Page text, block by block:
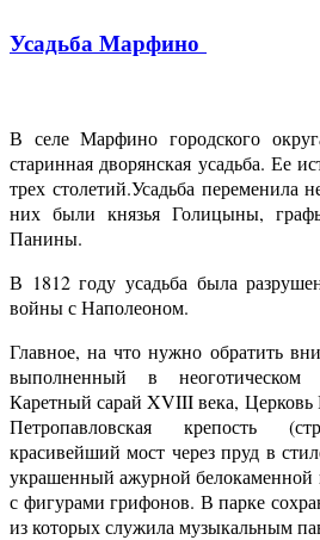
Усадьба Марфино
В селе Марфино городского
старинная дворянская усадьба. Ее
трех столетий.Усадьба переменила
них были князья Голицыны,
Панины.
В 1812 году усадьба была
войны с Наполеоном.
Главное, на что нужно обратить
выполненный в
Каретный сарай XVIII века,
Петропавловская крепость
красивейший мост через пруд в
украшенный ажурной белокаменной
с фигурами грифонов. В парке
из которых служила музыкальным